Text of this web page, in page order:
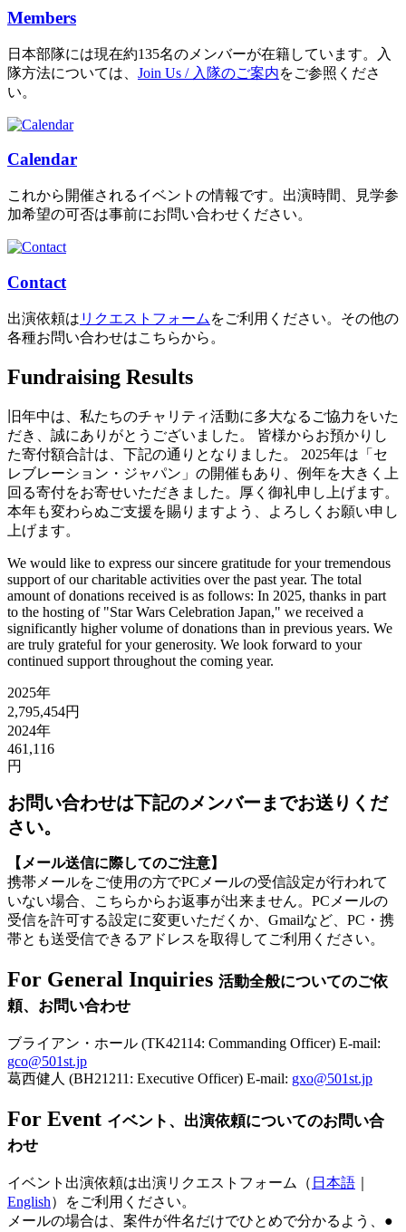
Members
日本部隊には現在約135名のメンバーが在籍しています。入
隊方法については、 Join Us / 入隊のご案内をご参照くださ
い。
Calendar
これから開催されるイベントの情報です。出演時間、見学参
加希望の可否は事前にお問い合わせください。
Contact
出演依頼は リクエストフォーム をご利用ください。その他の
各種お問い合わせはこちらから。
Fundraising Results
旧年中は、私たちのチャリティ活動に多大なるご協力をいた
だき、誠にありがとうございました。 皆様からお預かりし
た寄付額合計は、下記の通りとなりました。 2025年は「セ
レブレーション・ジャパン」の開催もあり、例年を大きく上
回る寄付をお寄せいただきました。厚く御礼申し上げます。
本年も変わらぬご支援を賜りますよう、よろしくお願い申し
上げます。
We would like to express our sincere gratitude for your tremendous
support of our charitable activities over the past year. The total
amount of donations received is as follows: In 2025, thanks in part
to the hosting of "Star Wars Celebration Japan," we received a
significantly higher volume of donations than in previous years. We
are truly grateful for your generosity. We look forward to your
continued support throughout the coming year.
2025年
2,795,454円
2024年
461,116
円
お問い合わせは下記のメンバーまでお送りくだ
さい。
【メール送信に際してのご注意】
携帯メールをご使用の方でPCメールの受信設定が行われて
いない場合、こちらからお返事が出来ません。PCメールの
受信を許可する設定に変更いただくか、Gmailなど、PC・携
帯とも送受信できるアドレスを取得してご利用ください。
For General Inquiries 活動全般についてのご依
頼、お問い合わせ
ブライアン・ホール (TK42114: Commanding Officer) E-mail:
gco@501st.jp
葛西健人 (BH21211: Executive Officer) E-mail: gxo@501st.jp
For Event イベント、出演依頼についてのお問い合
わせ
イベント出演依頼は出演リクエストフォーム（ 日本語
English）をご利用ください。
メールの場合は、案件が件名だけでひとめで分かるよう、 ●